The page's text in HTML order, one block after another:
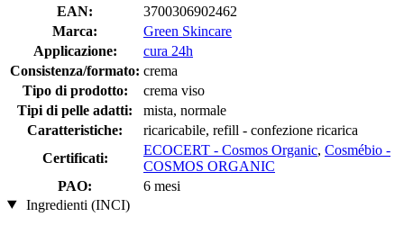
EAN:
3700306902462
Marca:
Green Skincare
Applicazione:
cura 24h
Consistenza/formato: crema
Tipo di prodotto:
crema viso
Tipi di pelle adatti:
mista, normale
Caratteristiche:
ricaricabile, refill - confezione ricarica
Certificati:
ECOCERT - Cosmos Organic, Cosmébio -
COSMOS ORGANIC
PAO:
6 mesi
Ingredienti (INCI)